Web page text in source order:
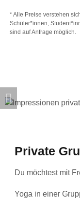
* Alle Preise verstehen
Schüler*innen,
sind auf Anfrage möglich.
Private
Du möchtest mit
Yoga in einer